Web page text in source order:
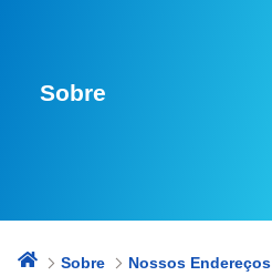
Sobre
Sobre
Nossos Endereços